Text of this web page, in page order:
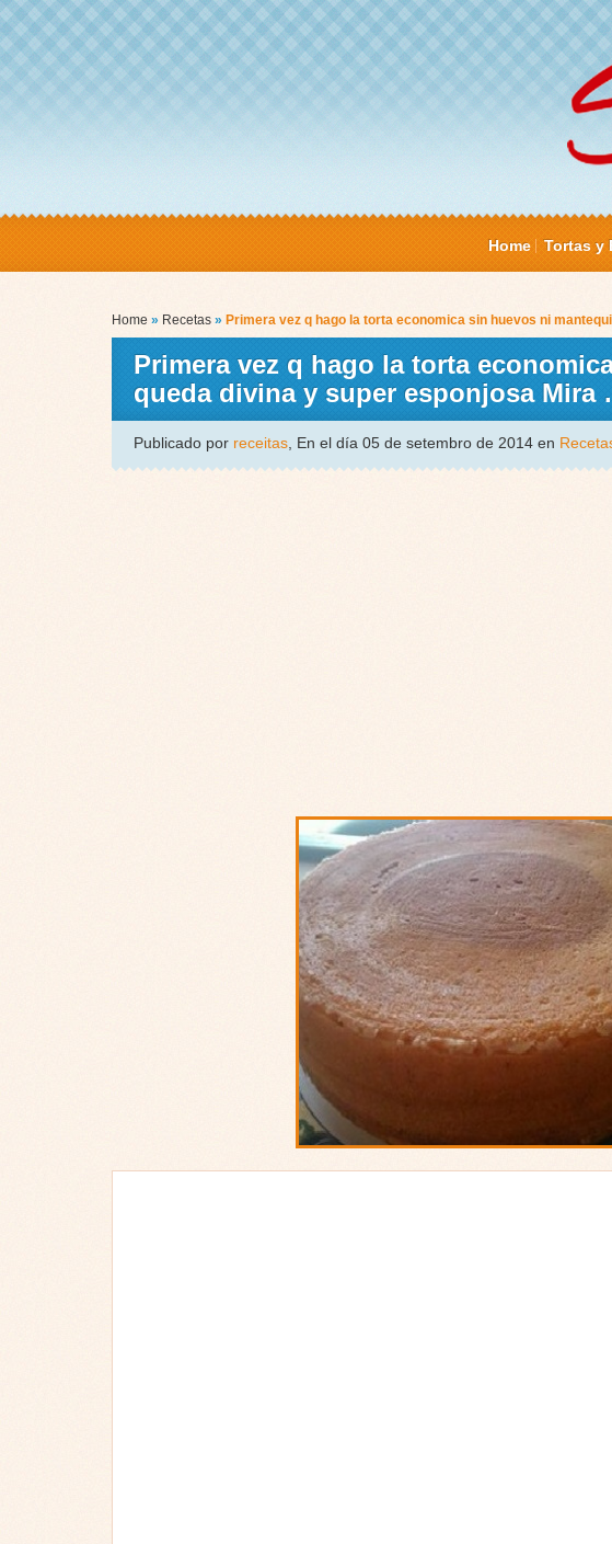
Home Tortas y
Home » Recetas » Primera vez q hago la torta economica sin huevos ni
Primera vez q hago la torta
queda divina y super esponjosa Mira
Publicado por receitas , En el día 05 de setembro de 2014 en